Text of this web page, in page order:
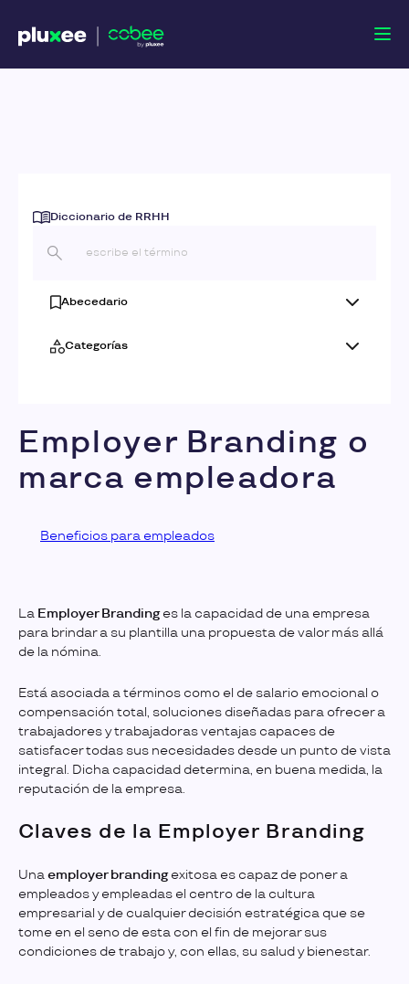
Diccionario de RRHH
Abecedario
Categorías
Employer Branding o
marca empleadora
Beneficios para empleados
La Employer Brandinges la capacidad de una empresa
para brindar a su plantilla una propuesta de valor más allá
de la nómina.
Está asociada a términos como el de salario emocional o
compensación total, soluciones diseñadas para ofrecer a
trabajadores y trabajadoras ventajas capaces de
satisfacer todas sus necesidades desde un punto de vista
integral. Dicha capacidad determina, en buena medida, la
reputación de la empresa.
Claves de la Employer Branding
Unaemployer brandingexitosa es capaz de poner a
empleados y empleadas el centro de la cultura
empresarial y de cualquier decisión estratégica que se
tome en el seno de esta con el fin de mejorar sus
condiciones de trabajo y, con ellas, su salud y bienestar.